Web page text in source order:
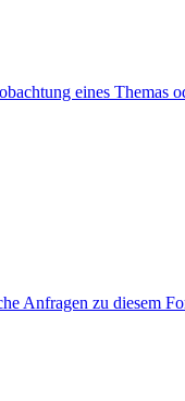
eines Themas
Anfragen zu diesem